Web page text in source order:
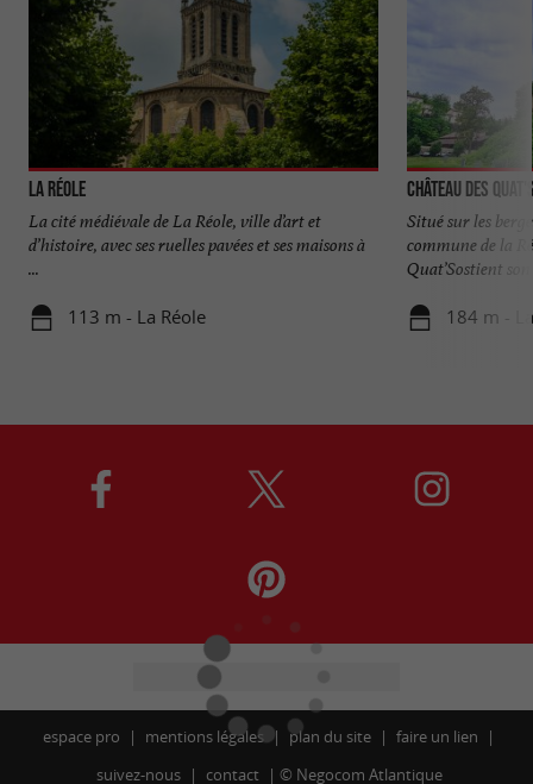
La Réole
La cité médiévale de La Réole, ville d’art et
d’histoire, avec ses ruelles pavées et ses maisons à
...
113 m - La Réole
Château des
Situé sur les
commune de la
Quat’Sostient son
184 m -
espace pro mentions légales plan du site
faire un lien
suivez-nous
contact © Negocom Atlantique